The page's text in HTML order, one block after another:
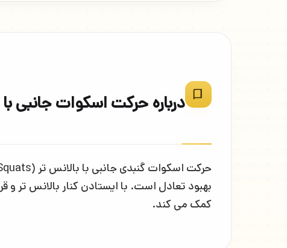
درباره حرکت اسکوات جانبی
بهبود تعادل است. با ایستادن کنار بالانس تر
کمک می کند.